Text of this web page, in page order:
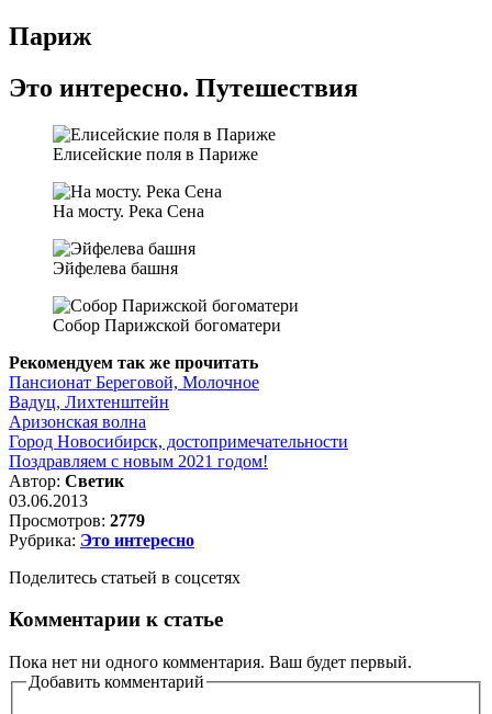
Париж
Это интересно. Путешествия
Елисейские поля в Париже
На мосту. Река Сена
Эйфелева башня
Собор Парижской богоматери
Рекомендуем так же прочитать
Пансионат Береговой, Молочное
Вадуц, Лихтенштейн
Аризонская волна
Город Новосибирск, достопримечательности
Поздравляем с новым 2021 годом!
Автор: Светик
03.06.2013
Просмотров: 2779
Рубрика: Это интересно
Поделитесь статьей в соцсетях
Комментарии к статье
Пока нет ни одного комментария. Ваш будет первый.
Добавить комментарий